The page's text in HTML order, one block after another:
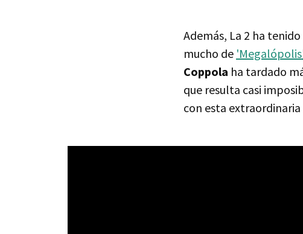
Además, La 2 ha
mucho de 'Megalópolis'
Coppola ha tardado
que resulta casi
con esta